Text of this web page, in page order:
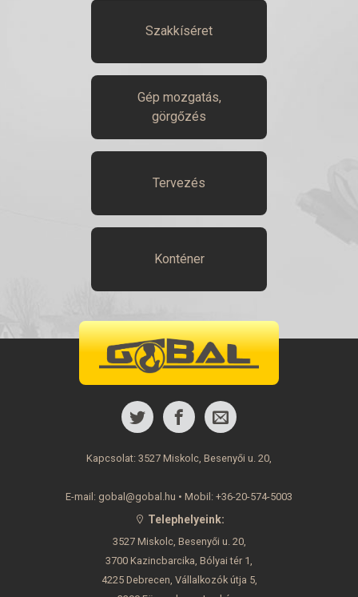
Szakkíséret
Gép mozgatás,
görgőzés
Tervezés
Konténer
Kapcsolat: 3527 Miskolc, Besenyői u. 20,
E-mail: gobal@gobal.hu • Mobil: +36-20-574-5003
Telephelyeink:
3527 Miskolc, Besenyői u. 20,
3700 Kazincbarcika, Bólyai tér 1,
4225 Debrecen, Vállalkozók útja 5,